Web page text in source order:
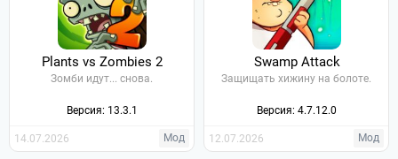
Plants vs Zombies 2
Зомби идут... снова.
Версия: 13.3.1
14.07.2026 Мод
Swamp Attack
Защищать хижину на болоте.
Версия: 4.7.12.0
12.07.2026 Мод